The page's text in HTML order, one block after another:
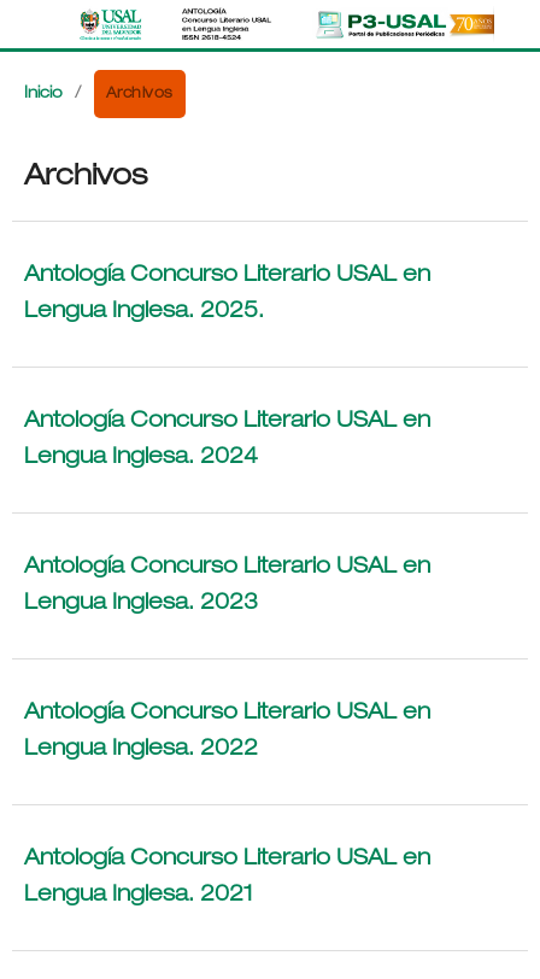
Inicio / Archivos
Archivos
Antología Concurso Literario USAL en
Lengua Inglesa. 2025.
Antología Concurso Literario USAL en
Lengua Inglesa. 2024
Antología Concurso Literario USAL en
Lengua Inglesa. 2023
Antología Concurso Literario USAL en
Lengua Inglesa. 2022
Antología Concurso Literario USAL en
Lengua Inglesa. 2021